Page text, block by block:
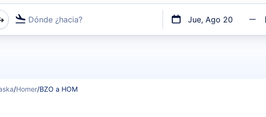
Dónde ¿hacia? Jue, Ago 20
o por vuelos directos
/Homer/BZO a HOM